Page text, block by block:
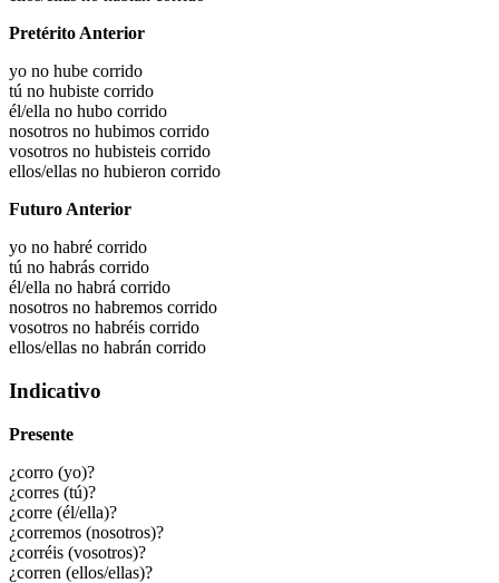
Pretérito Anterior
yo no hube corrido
tú no hubiste corrido
él/ella no hubo corrido
nosotros no hubimos corrido
vosotros no hubisteis corrido
ellos/ellas no hubieron corrido
Futuro Anterior
yo no habré corrido
tú no habrás corrido
él/ella no habrá corrido
nosotros no habremos corrido
vosotros no habréis corrido
ellos/ellas no habrán corrido
Indicativo
Presente
¿corro (yo)?
¿corres (tú)?
¿corre (él/ella)?
¿corremos (nosotros)?
¿corréis (vosotros)?
¿corren (ellos/ellas)?